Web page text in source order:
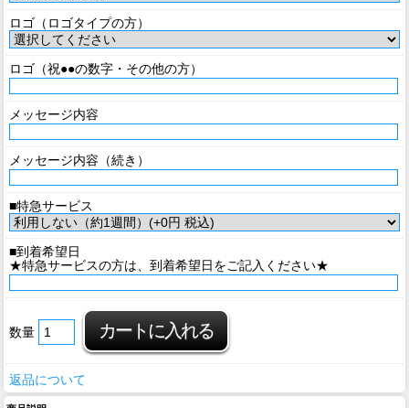
ロゴ（ロゴタイプの方）
ロゴ（祝●●の数字・その他の方）
メッセージ内容
メッセージ内容（続き）
■特急サービス
■到着希望日
★特急サービスの方は、到着希望日をご記入ください★
数量
返品について